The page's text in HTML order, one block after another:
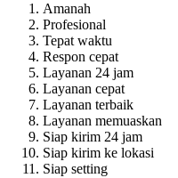
Amanah
Profesional
Tepat waktu
Respon cepat
Layanan 24 jam
Layanan cepat
Layanan terbaik
Layanan memuaskan
Siap kirim 24 jam
Siap kirim ke lokasi
Siap setting